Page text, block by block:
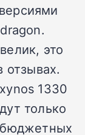
это
отзывах.
1330
только